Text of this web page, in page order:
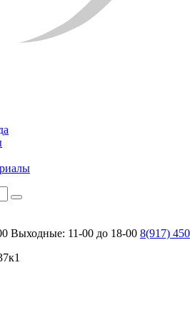
Выходные: 11-00 до 18-00 8(917)